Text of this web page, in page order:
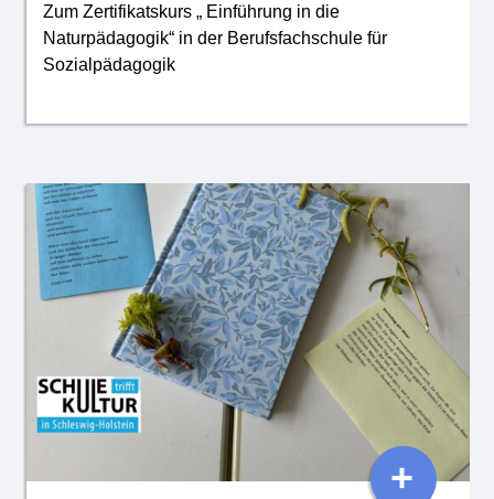
Zum Zertifikatskurs „ Einführung in die
Naturpädagogik“ in der Berufsfachschule für
Sozialpädagogik
+